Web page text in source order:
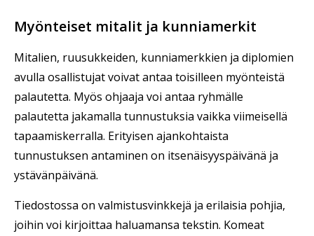
Myönteiset mitalit ja kunniamerkit
Mitalien, ruusukkeiden, kunniamerkkien ja diplomien
avulla osallistujat voivat antaa toisilleen myönteistä
palautetta. Myös ohjaaja voi antaa ryhmälle
palautetta jakamalla tunnustuksia vaikka viimeisellä
tapaamiskerralla. Erityisen ajankohtaista
tunnustuksen antaminen on itsenäisyyspäivänä ja
ystävänpäivänä.
Tiedostossa on valmistusvinkkejä ja erilaisia pohjia,
joihin voi kirjoittaa haluamansa tekstin. Komeat